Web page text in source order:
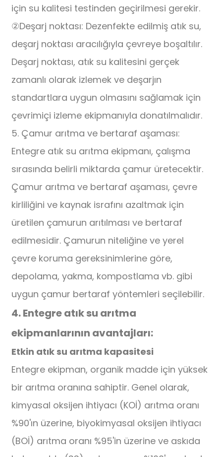
için su kalitesi testinden geçirilmesi gerekir.
②Deşarj noktası: Dezenfekte edilmiş atık su,
deşarj noktası aracılığıyla çevreye boşaltılır.
Deşarj noktası, atık su kalitesini gerçek
zamanlı olarak izlemek ve deşarjın
standartlara uygun olmasını sağlamak için
çevrimiçi izleme ekipmanıyla donatılmalıdır.
5. Çamur arıtma ve bertaraf aşaması:
Entegre atık su arıtma ekipmanı, çalışma
sırasında belirli miktarda çamur üretecektir.
Çamur arıtma ve bertaraf aşaması, çevre
kirliliğini ve kaynak israfını azaltmak için
üretilen çamurun arıtılması ve bertaraf
edilmesidir. Çamurun niteliğine ve yerel
çevre koruma gereksinimlerine göre,
depolama, yakma, kompostlama vb. gibi
uygun çamur bertaraf yöntemleri seçilebilir.
4. Entegre atık su arıtma
ekipmanlarının avantajları:
Etkin atık su arıtma kapasitesi
Entegre ekipman, organik madde için yüksek
bir arıtma oranına sahiptir. Genel olarak,
kimyasal oksijen ihtiyacı (KOİ) arıtma oranı
%90'ın üzerine, biyokimyasal oksijen ihtiyacı
(BOİ) arıtma oranı %95'in üzerine ve askıda